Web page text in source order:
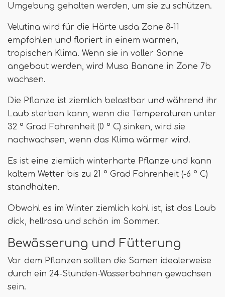
Umgebung gehalten werden, um sie zu schützen.
Velutina wird für die Härte usda Zone 8-11
empfohlen und floriert in einem warmen,
tropischen Klima. Wenn sie in voller Sonne
angebaut werden, wird Musa Banane in Zone 7b
wachsen.
Die Pflanze ist ziemlich belastbar und während ihr
Laub sterben kann, wenn die Temperaturen unter
32 ° Grad Fahrenheit (0 ° C) sinken, wird sie
nachwachsen, wenn das Klima wärmer wird.
Es ist eine ziemlich winterharte Pflanze und kann
kaltem Wetter bis zu 21 ° Grad Fahrenheit (-6 ° C)
standhalten.
Obwohl es im Winter ziemlich kahl ist, ist das Laub
dick, hellrosa und schön im Sommer.
Bewässerung und Fütterung
Vor dem Pflanzen sollten die Samen idealerweise
durch ein 24-Stunden-Wasserbahnen gewachsen
sein.